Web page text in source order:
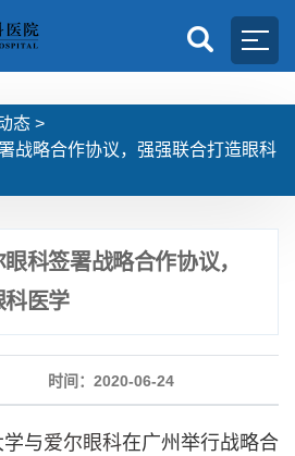
态 >
战略合作协议，强强联合打造眼科
科签署战略合作协议，
科医学
时间：2020-06-24
与爱尔眼科在广州举行战略合